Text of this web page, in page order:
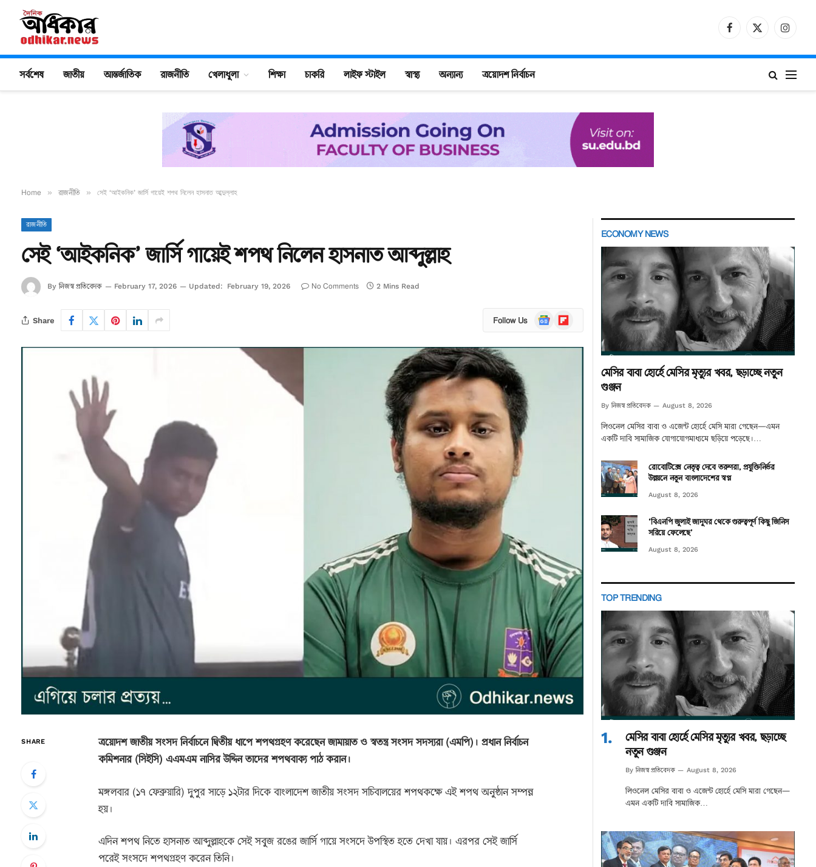
Facebook
X
সর্বশেষ জাতীয় আন্তর্জাতিক রাজনীতি খেলাধুলা শিক্ষা চাকরি লাইফ স্টাইল স্বাস্থ্য অন্যান্য ত্রয়োদশ নির্বাচন
Home » রাজনীতি » সেই ‘আইকনিক’ জার্সি গায়েই শপথ নিলেন হাসনাত আব্দুল্লাহ
রাজনীতি
সেই ‘আইকনিক’ জার্সি গায়েই শপথ নিলেন হাসনাত আব্দুল্লাহ
By নিজস্ব প্রতিবেদক February 17, 2026 Updated: February 19, 2026 No Comments 2 Mins Read
Share Follow Us
Google
News
Flipboard
SHARE
ত্রয়োদশ জাতীয় সংসদ নির্বাচনে দ্বিতীয় ধাপে শপথগ্রহণ করেছেন জামায়াত ও স্বতন্ত্র সংসদ সদস্যরা (এমপি)। প্রধান নির্বাচন
কমিশনার (সিইসি) এএমএম নাসির উদ্দিন তাদের শপথবাক্য পাঠ করান।
মঙ্গলবার (১৭ ফেব্রুয়ারি) দুপুর সাড়ে ১২টার দিকে বাংলাদেশ জাতীয় সংসদ সচিবালয়ের শপথকক্ষে এই শপথ অনুষ্ঠান সম্পন্ন
হয়।
এদিন শপথ নিতে হাসনাত আব্দুল্লাহকে সেই সবুজ রঙের জার্সি গায়ে সংসদে উপস্থিত হতে দেখা যায়। এরপর সেই জার্সি
পরেই সংসদে শপথগ্রহণ করেন তিনি।
ECONOMY NEWS
মেসির বাবা হোর্হে মেসির মৃত্যুর খবর, ছড়াচ্ছে নতুন
গুঞ্জন
By নিজস্ব প্রতিবেদক August 8, 2026
লিওনেল মেসির বাবা ও এজেন্ট হোর্হে মেসি মারা গেছেন—এমন
একটি দাবি সামাজিক যোগাযোগমাধ্যমে ছড়িয়ে পড়েছে।…
রোবোটিক্সে নেতৃত্ব দেবে তরুণরা, প্রযুক্তিনির্ভর
উন্নয়নে নতুন বাংলাদেশের স্বপ্ন
August 8, 2026
‘বিএনপি জুলাই জাদুঘর থেকে গুরুত্বপূর্ণ কিছু জিনিস
সরিয়ে ফেলেছে’
August 8, 2026
TOP TRENDING
মেসির বাবা হোর্হে মেসির মৃত্যুর খবর, ছড়াচ্ছে
নতুন গুঞ্জন
By নিজস্ব প্রতিবেদক August 8, 2026
লিওনেল মেসির বাবা ও এজেন্ট হোর্হে মেসি মারা গেছেন—
এমন একটি দাবি সামাজিক…